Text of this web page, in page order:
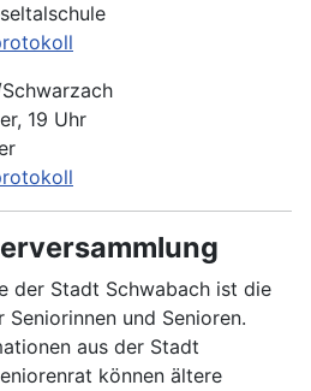
19 Uhr
der Stadt Schwabach ist die
und Senioren.
aus der Stadt
können ältere